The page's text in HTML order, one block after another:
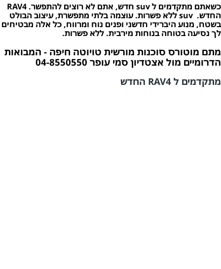
כשאתם מתקדמים ל suv חדש, אתם לא רוצים להתפשר. RAV4
החדש. suv ללא פשרות. עוצמה בלתי מתפשרת, עיצוב הבולט
בשטח, מנוע היברידי חדשני ופנים נוח ומרווח, כל אלה מבטיחים
לך נסיעה בטוחה בנוחות מירבית. ללא פשרות.
מתם מוטורס סוכנות מורשית טויוטה חיפה - המבואות
הדרומיים מול אצטדיון סמי עופר 04-8550550
מתקדמים ל RAV4 החדש